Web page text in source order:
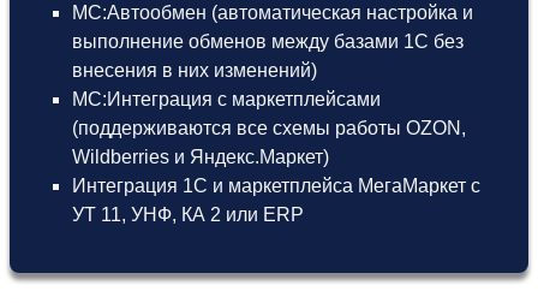
МС:Автообмен (автоматическая настройка и
выполнение обменов между базами 1С без
внесения в них изменений)
МС:Интеграция с маркетплейсами
(поддерживаются все схемы работы OZON,
Wildberries и Яндекс.Маркет)
Интеграция 1С и маркетплейса МегаМаркет с
УТ 11, УНФ, КА 2 или ERP